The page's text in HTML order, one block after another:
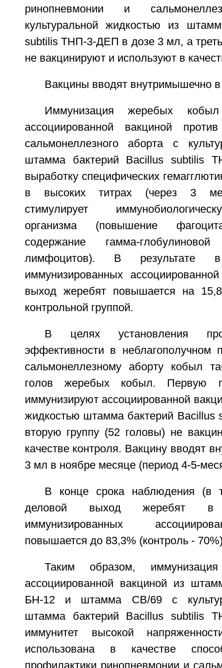
ринопневмонии и
культуральной жидкостью из
subtilis ТНП-3-ДЕП в дозе 3 мл, а
не вакцинируют и используют в
Вакцины вводят внутримышечно
Иммунизация жеребых кобыл
ассоциированной вакциной
сальмонеллезного аборта с
штамма бактерий Bacillus subtilis
выработку специфических
в высоких титрах (через 3
стимулирует
организма (повышение
содержание гамма-
лимфоцитов). В результате
иммунизированных
выход жеребят повышается на
контрольной группой.
В целях установления
эффективности в неблагополучном
сальмонеллезному аборту кобыл
голов жеребых кобыл. Первую
иммунизируют ассоциированной
жидкостью штамма бактерий
вторую группу (52 головы) не
качестве контроля. Вакцину вводят
3 мл в ноябре месяце (период 4-5-
В конце срока наблюдения (в
деловой выход жеребят в
иммунизированных
повышается до 83,3% (контроль -
Таким образом, иммунизация
ассоциированной вакциной из
БН-12 и штамма СВ/69 с
штамма бактерий Bacillus subtilis
иммунитет высокой
использована в качестве
профилактики ринопневмонии и